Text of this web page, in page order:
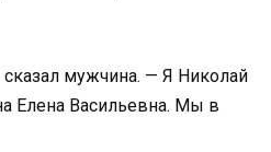
мужчина. — Я Николай
Елена Васильевна. Мы в